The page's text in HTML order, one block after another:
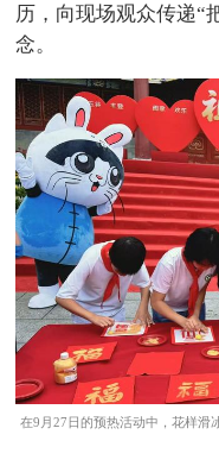
历，向现场观众传递“
念。
在9月27日的预热活动中，花样滑